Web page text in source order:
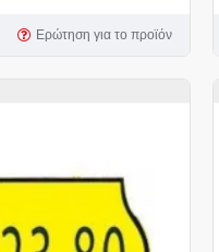
Ερώτηση για το προϊόν